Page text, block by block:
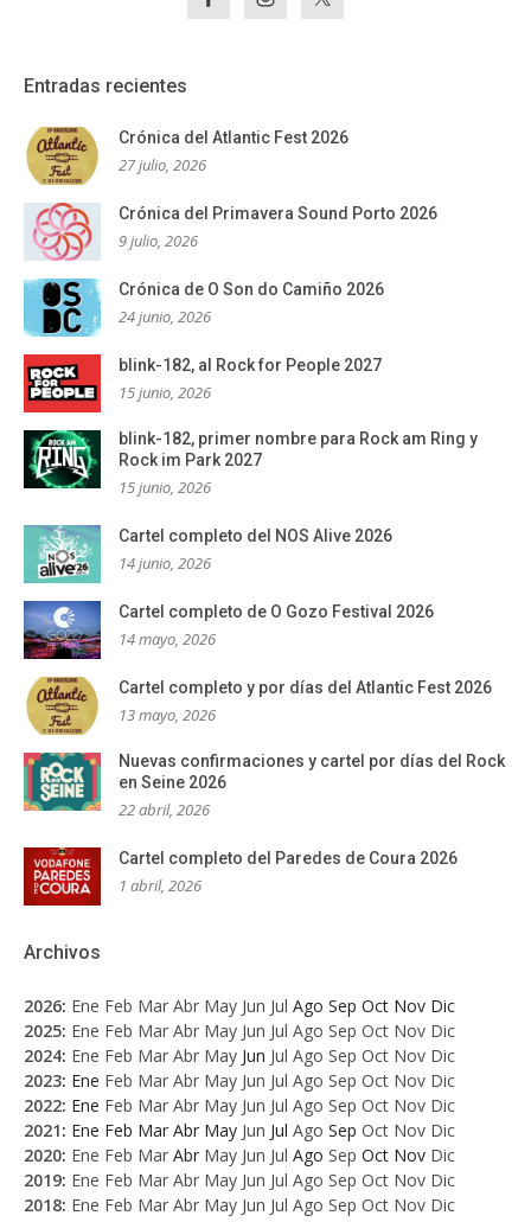
Entradas recientes
Crónica del Atlantic Fest 2026
27 julio, 2026
Crónica del Primavera Sound Porto 2026
9 julio, 2026
Crónica de O Son do Camiño 2026
24 junio, 2026
blink-182, al Rock for People 2027
15 junio, 2026
blink-182, primer nombre para Rock am Ring y
Rock im Park 2027
15 junio, 2026
Cartel completo del NOS Alive 2026
14 junio, 2026
Cartel completo de O Gozo Festival 2026
14 mayo, 2026
Cartel completo y por días del Atlantic Fest 2026
13 mayo, 2026
Nuevas confirmaciones y cartel por días del Rock
en Seine 2026
22 abril, 2026
Cartel completo del Paredes de Coura 2026
1 abril, 2026
Archivos
2026: Ene Feb Mar Abr May Jun Jul Ago Sep Oct Nov Dic
2025: Ene Feb Mar Abr May Jun Jul Ago Sep Oct Nov Dic
2024: Ene Feb Mar Abr May Jun Jul Ago Sep Oct Nov Dic
2023: Ene Feb Mar Abr May Jun Jul Ago Sep Oct Nov Dic
2022: Ene Feb Mar Abr May Jun Jul Ago Sep Oct Nov Dic
2021: Ene Feb Mar Abr May Jun Jul Ago Sep Oct Nov Dic
2020: Ene Feb Mar Abr May Jun Jul Ago Sep Oct Nov Dic
2019: Ene Feb Mar Abr May Jun Jul Ago Sep Oct Nov Dic
2018: Ene Feb Mar Abr May Jun Jul Ago Sep Oct Nov Dic